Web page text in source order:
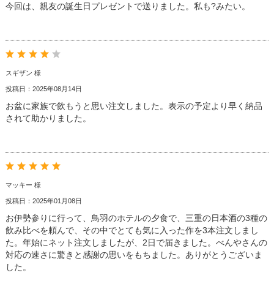
今回は、親友の誕生日プレゼントで送りました。私も?みたい。
スギザン 様
投稿日：2025年08月14日
お盆に家族で飲もうと思い注文しました。表示の予定より早く納品
されて助かりました。
マッキー 様
投稿日：2025年01月08日
お伊勢参りに行って、鳥羽のホテルの夕食で、三重の日本酒の3種の
飲み比べを頼んで、その中でとても気に入った作を3本注文しまし
た。年始にネット注文しましたが、2日で届きました。べんやさんの
対応の速さに驚きと感謝の思いをもちました。ありがとうございま
した。